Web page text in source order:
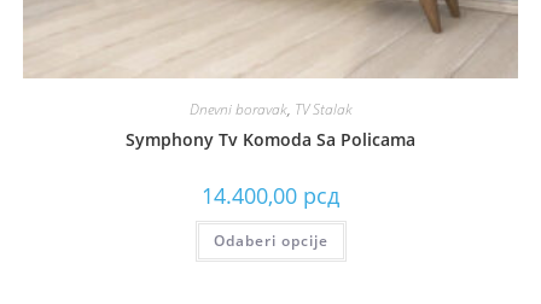
Dnevni boravak, TV Stalak
Symphony Tv Komoda Sa Policama
14.400,00 рсд
Odaberi opcije